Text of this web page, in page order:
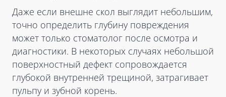
Даже если внешне скол выглядит небольшим,
точно определить глубину повреждения
может только стоматолог после осмотра и
диагностики. В некоторых случаях небольшой
поверхностный дефект сопровождается
глубокой внутренней трещиной, затрагивает
пульпу и зубной корень.